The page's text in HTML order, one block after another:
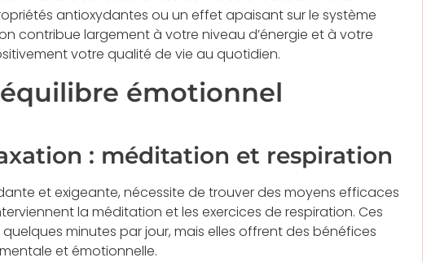
antioxydantes ou un effet apaisant sur le système
contribue largement à votre niveau d’énergie et à votre
votre qualité de vie au quotidien.
émotionnel
: méditation et respiration
et exigeante, nécessite de trouver des moyens efficaces
la méditation et les exercices de respiration. Ces
minutes par jour, mais elles offrent des bénéfices
et émotionnelle.